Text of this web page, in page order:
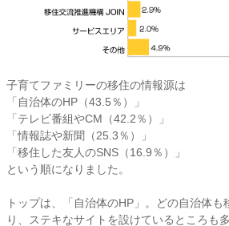
子育てファミリーの移住の情報源は
「自治体のHP（43.5％）」
「テレビ番組やCM（42.2％）」
「情報誌や新聞（25.3％）」
「移住した友人のSNS（16.9％）」
という順になりました。
トップは、「自治体のHP」。どの自治体も
り、ステキなサイトを設けているところも